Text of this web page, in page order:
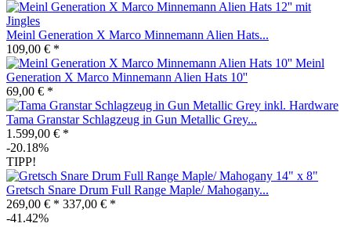
Meinl Generation X Marco Minnemann Alien Hats...
109,00 € *
Meinl
Generation X Marco Minnemann Alien Hats 10''
69,00 € *
Tama Granstar Schlagzeug in Gun Metallic Grey...
1.599,00 € *
-20.18%
TIPP!
Gretsch Snare Drum Full Range Maple/ Mahogany...
269,00 € * 337,00 € *
-41.42%